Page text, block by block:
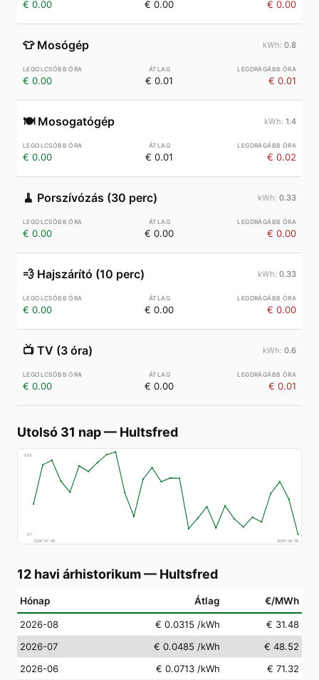
€ 0.00 € 0.00 € 0.00
👕 Mosógép 0.8
€ 0.00 € 0.01 € 0.01
🍽️ Mosogatógép 1.4
€ 0.00 € 0.01 € 0.02
🧹 Porszívózás (30 perc) 0.33
€ 0.00 € 0.00 € 0.00
💨 Hajszárító (10 perc) 0.33
€ 0.00 € 0.00 € 0.00
📺 TV (3 óra) 0.6
€ 0.00 € 0.00 € 0.01
Utolsó 31 nap— Hultsfred
€83
€7
2026-07-08
2026-08-06
12 havi árhistorikum— Hultsfred
Hónap Átlag €/MWh
2026-08 € 0.0315 /kWh
€ 31.48
2026-07
€ 0.0485 /kWh
€ 48.52
2026-06
€ 0.0713 /kWh
€ 71.32